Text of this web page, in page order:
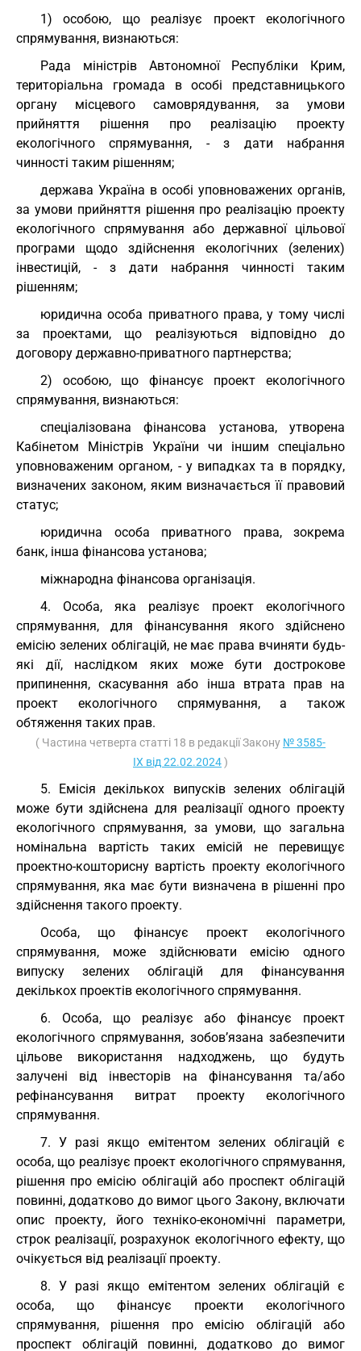
1) особою, що реалізує проект екологічного
спрямування, визнаються:
Рада міністрів Автономної Республіки Крим,
територіальна громада в особі представницького
органу місцевого самоврядування, за умови
прийняття рішення про реалізацію проекту
екологічного спрямування, - з дати набрання
чинності таким рішенням;
держава Україна в особі уповноважених органів,
за умови прийняття рішення про реалізацію проекту
екологічного спрямування або державної цільової
програми щодо здійснення екологічних (зелених)
інвестицій, - з дати набрання чинності таким
рішенням;
юридична особа приватного права, у тому числі
за проектами, що реалізуються відповідно до
договору державно-приватного партнерства;
2) особою, що фінансує проект екологічного
спрямування, визнаються:
спеціалізована фінансова установа, утворена
Кабінетом Міністрів України чи іншим спеціально
уповноваженим органом, - у випадках та в порядку,
визначених законом, яким визначається її правовий
статус;
юридична особа приватного права, зокрема
банк, інша фінансова установа;
міжнародна фінансова організація.
4. Особа, яка реалізує проект екологічного
спрямування, для фінансування якого здійснено
емісію зелених облігацій, не має права вчиняти будь-
які дії, наслідком яких може бути дострокове
припинення, скасування або інша втрата прав на
проект екологічного спрямування, а також
обтяження таких прав.
( Частина четверта статті 18 в редакції Закону № 3585-
IX від 22.02.2024)
5. Емісія декількох випусків зелених облігацій
може бути здійснена для реалізації одного проекту
екологічного спрямування, за умови, що загальна
номінальна вартість таких емісій не перевищує
проектно-кошторисну вартість проекту екологічного
спрямування, яка має бути визначена в рішенні про
здійснення такого проекту.
Особа, що фінансує проект екологічного
спрямування, може здійснювати емісію одного
випуску зелених облігацій для фінансування
декількох проектів екологічного спрямування.
6. Особа, що реалізує або фінансує проект
екологічного спрямування, зобов’язана забезпечити
цільове використання надходжень, що будуть
залучені від інвесторів на фінансування та/або
рефінансування витрат проекту екологічного
спрямування.
7. У разі якщо емітентом зелених облігацій є
особа, що реалізує проект екологічного спрямування,
рішення про емісію облігацій або проспект облігацій
повинні, додатково до вимог цього Закону, включати
опис проекту, його техніко-економічні параметри,
строк реалізації, розрахунок екологічного ефекту, що
очікується від реалізації проекту.
8. У разі якщо емітентом зелених облігацій є
особа, що фінансує проекти екологічного
спрямування, рішення про емісію облігацій або
проспект облігацій повинні, додатково до вимог